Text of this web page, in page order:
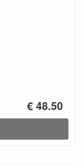
€ 48.50